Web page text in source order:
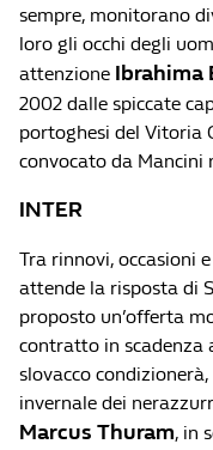
sempre, monitorano
loro gli occhi degli
attenzione Ibrahima
2002 dalle spiccate
portoghesi del Vitoria
convocato da Mancini
INTER
Tra rinnovi, occasioni
attende la risposta di
proposto un’offerta
contratto in scadenza
slovacco
invernale dei
Marcus Thuram, in